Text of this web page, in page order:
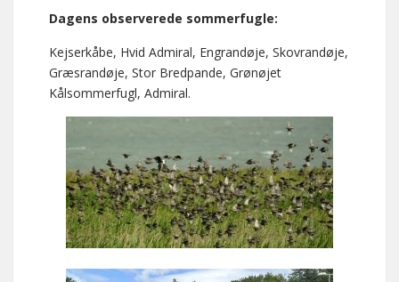
Dagens observerede sommerfugle:
Kejserkåbe, Hvid Admiral, Engrandøje, Skovrandøje,
Græsrandøje, Stor Bredpande, Grønøjet
Kålsommerfugl, Admiral.